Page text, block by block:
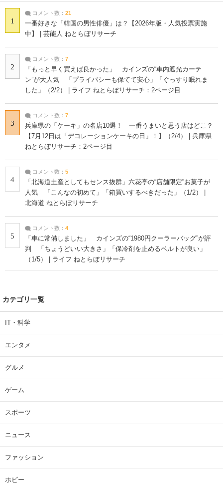
1
コメント数： 21
一番好きな「韓国の男性俳優」は？【2026年版・人気投票実施
中】 | 芸能人 ねとらぼリサーチ
2
コメント数： 7
「もっと早く買えば良かった」 カインズの“車内遮光カーテ
ン”が大人気 「プライバシーも保てて安心」「ぐっすり眠れま
した」（2/2） | ライフ ねとらぼリサーチ：2ページ目
3
コメント数： 7
兵庫県の「ケーキ」の名店10選！ 一番うまいと思う店はどこ？
【7月12日は「デコレーションケーキの日」！】（2/4） | 兵庫県
ねとらぼリサーチ：2ページ目
4
コメント数： 5
「北海道土産としてもセンス抜群」六花亭の“店舗限定”お菓子が
人気 「こんなの初めて」「箱買いするべきだった」（1/2） |
北海道 ねとらぼリサーチ
5
コメント数： 4
「車に常備しました」 カインズの“1980円クーラーバッグ”が評
判 「ちょうどいい大きさ」「保冷剤を止めるベルトが良い」
（1/5） | ライフ ねとらぼリサーチ
カテゴリ一覧
IT・科学
エンタメ
グルメ
ゲーム
スポーツ
ニュース
ファッション
ホビー